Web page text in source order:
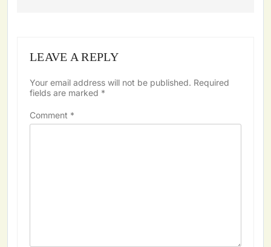
LEAVE A REPLY
Your email address will not be published. Required
fields are marked *
Comment *